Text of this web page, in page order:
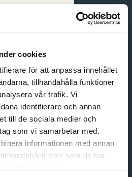
cookies
för att anpassa innehållet
tillhandahålla funktioner
vår trafik. Vi
identifierare och annan
till de sociala medier och
som vi samarbetar med.
informationen med annan
eller som de har
English
Svenska